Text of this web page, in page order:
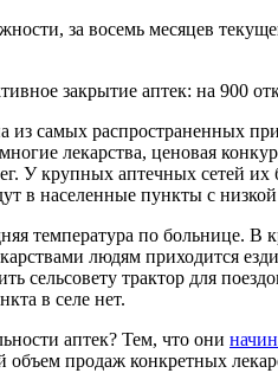
за восемь месяцев
закрытие аптек: на 900
самых распространенных
лекарства, ценовая
У крупных аптечных сетей
в населенные пункты с
температура по больнице.
людям приходится
сельсовету трактор для
в селе нет.
аптек? Тем, что они
объем продаж конкретных